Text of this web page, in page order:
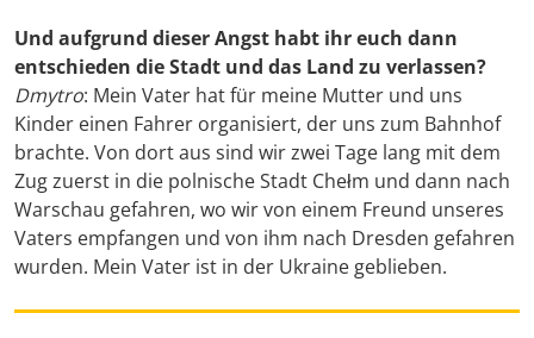
Und aufgrund dieser Angst habt ihr euch dann
entschieden die Stadt und das Land zu verlassen?
Dmytro: Mein Vater hat für meine Mutter und uns
Kinder einen Fahrer organisiert, der uns zum Bahnhof
brachte. Von dort aus sind wir zwei Tage lang mit dem
Zug zuerst in die polnische Stadt Chełm und dann nach
Warschau gefahren, wo wir von einem Freund unseres
Vaters empfangen und von ihm nach Dresden gefahren
wurden. Mein Vater ist in der Ukraine geblieben.